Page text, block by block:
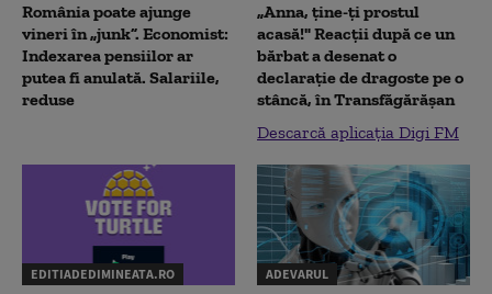
România poate ajunge
vineri în „junk”. Economist:
Indexarea pensiilor ar
putea fi anulată. Salariile,
reduse
„Anna, ţine-ţi prostul
acasă!" Reacţii după ce un
bărbat a desenat o
declaraţie de dragoste pe o
stâncă, în Transfăgărăşan
Descarcă aplicația Digi FM
EDITIADEDIMINEATA.RO ADEVARUL